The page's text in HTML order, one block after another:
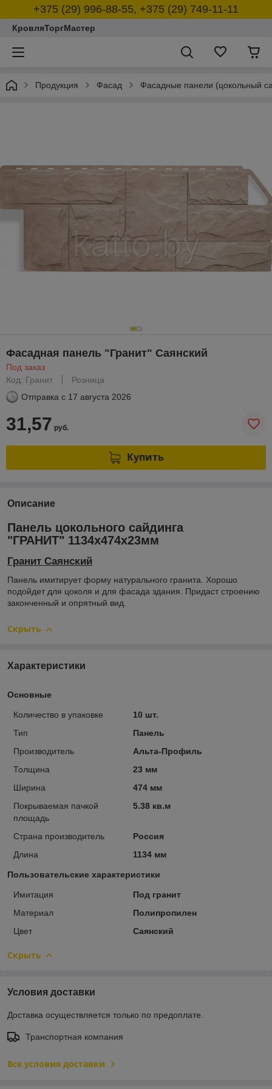
+375 (29) 996-88-55, +375 (29) 749-11-11
КровляТоргМастер
Продукция Фасад Фасадные панели (цокольный
Фасадная панель "Гранит" Саянский
Под заказ
Код: Гранит
Розница
Отправка с 17 августа 2026
31,57 руб.
Купить
Описание
Панель цокольного сайдинга
"ГРАНИТ" 1134х474х23мм
Гранит Саянский
Панель имитирует форму натурального гранита. Хорошо
подойдет для цоколя и для фасада здания. Придаст строению
законченный и опрятный вид.
Скрыть
Характеристики
Основные
Количество в упаковке
10 шт.
Тип
Панель
Производитель
Альта-Профиль
Толщина
23 мм
Ширина
474 мм
Покрываемая пачкой
площадь
5.38 кв.м
Страна производитель
Россия
Длина
1134 мм
Пользовательские характеристики
Имитация
Под гранит
Материал
Полипропилен
Цвет
Саянский
Скрыть
Условия доставки
Доставка осуществляется только по предоплате.
Транспортная компания
Все условия доставки